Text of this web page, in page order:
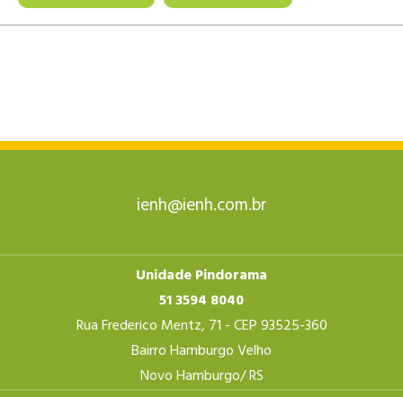
ienh@ienh.com.br
Unidade Pindorama
51 3594 8040
Rua Frederico Mentz, 71 - CEP 93525-360
Bairro Hamburgo Velho
Novo Hamburgo/ RS